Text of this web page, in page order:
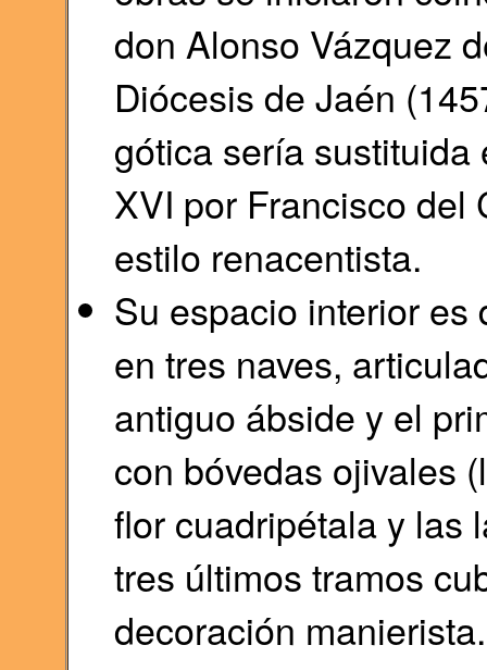
don Alonso Vázquez
Diócesis de Jaén
gótica sería
XVI por Francisco del
estilo renacentista.
Su espacio interior
en tres naves,
antiguo ábside y el
con bóvedas ojivales
flor cuadripétala y las
tres últimos tramos
decoración